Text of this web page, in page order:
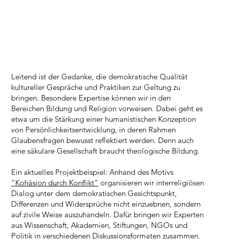
Leitend ist der Gedanke, die demokratische Qualität
kultureller Gespräche und Praktiken zur Geltung zu
bringen. Besondere Expertise können wir in den
Bereichen Bildung und Religion vorweisen. Dabei geht es
etwa um die Stärkung einer humanistischen Konzeption
von Persönlichkeitsentwicklung, in deren Rahmen
Glaubensfragen bewusst reflektiert werden. Denn auch
eine säkulare Gesellschaft braucht theologische Bildung.
Ein aktuelles Projektbeispiel: Anhand des Motivs
"Kohäsion durch Konflikt" organisieren wir interreligiösen
Dialog unter dem demokratischen Gesichtspunkt,
Differenzen und Widersprüche nicht einzuebnen, sondern
auf zivile Weise auszuhandeln. Dafür bringen wir Experten
aus Wissenschaft, Akademien, Stiftungen, NGOs und
Politik in verschiedenen Diskussionsformaten zusammen.